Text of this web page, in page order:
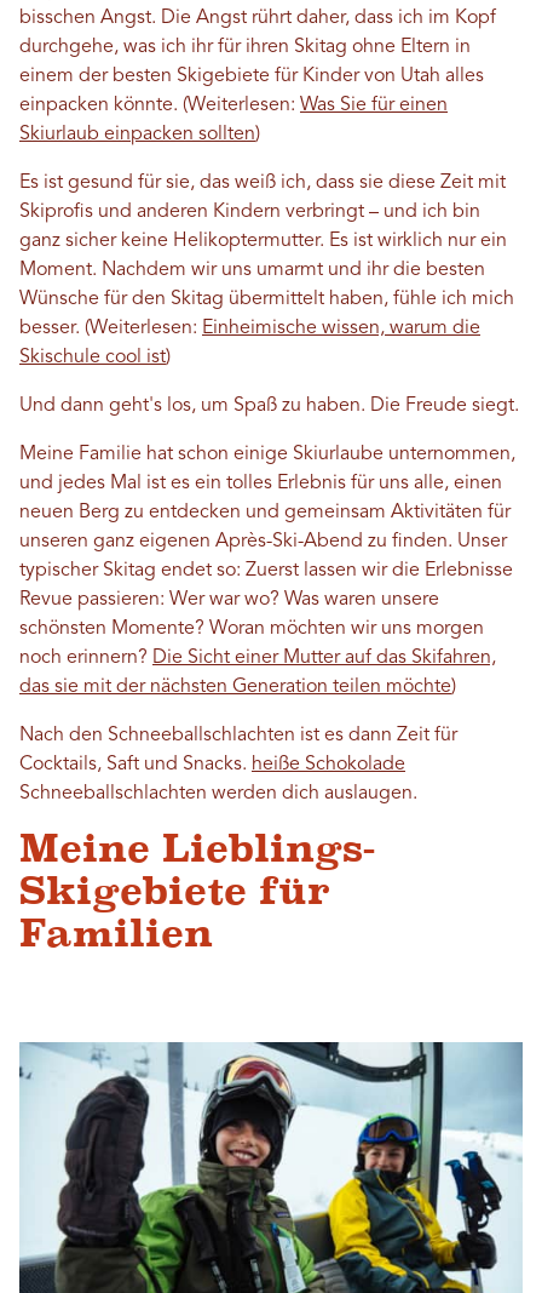
bisschen Angst. Die Angst rührt daher, dass ich im Kopf
durchgehe, was ich ihr für ihren Skitag ohne Eltern in
einem der besten Skigebiete für Kinder von Utah alles
einpacken könnte. (Weiterlesen: Was Sie für einen
Skiurlaub einpacken sollten)
Es ist gesund für sie, das weiß ich, dass sie diese Zeit mit
Skiprofis und anderen Kindern verbringt – und ich bin
ganz sicher keine Helikoptermutter. Es ist wirklich nur ein
Moment. Nachdem wir uns umarmt und ihr die besten
Wünsche für den Skitag übermittelt haben, fühle ich mich
besser. (Weiterlesen: Einheimische wissen, warum die
Skischule cool ist)
Und dann geht's los, um Spaß zu haben. Die Freude siegt.
Meine Familie hat schon einige Skiurlaube unternommen,
und jedes Mal ist es ein tolles Erlebnis für uns alle, einen
neuen Berg zu entdecken und gemeinsam Aktivitäten für
unseren ganz eigenen Après-Ski-Abend zu finden. Unser
typischer Skitag endet so: Zuerst lassen wir die Erlebnisse
Revue passieren: Wer war wo? Was waren unsere
schönsten Momente? Woran möchten wir uns morgen
noch erinnern? Die Sicht einer Mutter auf das Skifahren,
das sie mit der nächsten Generation teilen möchte)
Nach den Schneeballschlachten ist es dann Zeit für
Cocktails, Saft und Snacks. heiße Schokolade
Schneeballschlachten werden dich auslaugen.
Meine Lieblings-
Skigebiete für
Familien